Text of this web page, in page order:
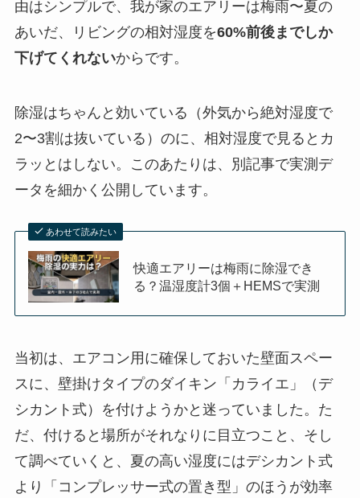
由はシンプルで、我が家のエアリーは梅雨〜夏の
あいだ、リビングの相対湿度を60%前後までしか
下げてくれないからです。
除湿はちゃんと効いている（外気から絶対湿度で
2〜3割は抜いている）のに、相対湿度で見るとカ
ラッとはしない。このあたりは、別記事で実測デ
ータを細かく公開しています。
あわせて読みたい
快適エアリーは梅雨に除湿でき
る？温湿度計3個＋HEMSで実測
当初は、エアコン用に確保しておいた壁面スペー
スに、壁掛けタイプのダイキン「カライエ」（デ
シカント式）を付けようかと迷っていました。た
だ、付けると場所がそれなりに目立つこと、そし
て調べていくと、夏の高い湿度にはデシカント式
より「コンプレッサー式の置き型」のほうが効率